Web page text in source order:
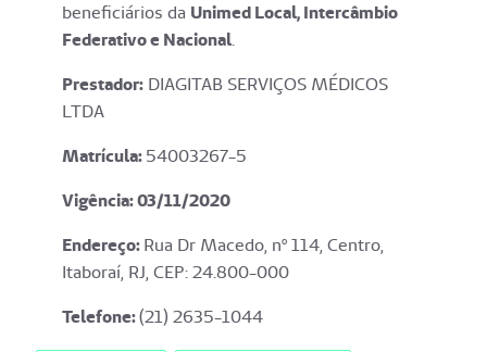
beneficiários da Unimed Local, Intercâmbio
Federativo e Nacional.
Prestador: DIAGITAB SERVIÇOS MÉDICOS
LTDA
Matrícula:54003267-5
Vigência: 03/11/2020
Endereço:Rua Dr Macedo, nº 114, Centro,
Itaboraí, RJ, CEP: 24.800-000
Telefone:(21) 2635-1044